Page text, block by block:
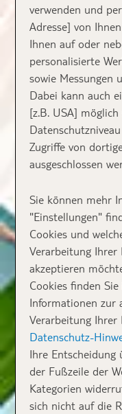
verwenden und
Adresse] von
Ihnen auf oder
personalisierte
sowie Messungen
Dabei kann auch
[z.B. USA]
Zugriffe von
ausgeschlossen
Sie können mehr
"Einstellungen"
Cookies und
Verarbeitung Ihrer
akzeptieren
Cookies finden Sie
Informationen zur
Verarbeitung
Datenschutz-
Ihre Entscheidung
der Fußzeile der
Kategorien
sich nicht auf die